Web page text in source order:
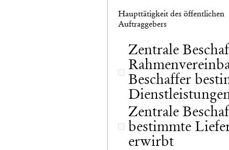
Haupttätigkeit des öffentlichen
Auftraggebers
Zentrale
Beschaffer
Zentrale
bestimmte
erwirbt